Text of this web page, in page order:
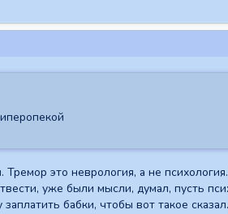
это неврология, а не
уже были мысли, думал, пусть
бабки, чтобы вот такое